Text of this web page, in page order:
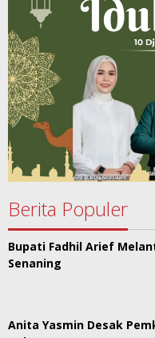
Berita Populer
Bupati Fadhil Arief
Senaning
Anita Yasmin Desak